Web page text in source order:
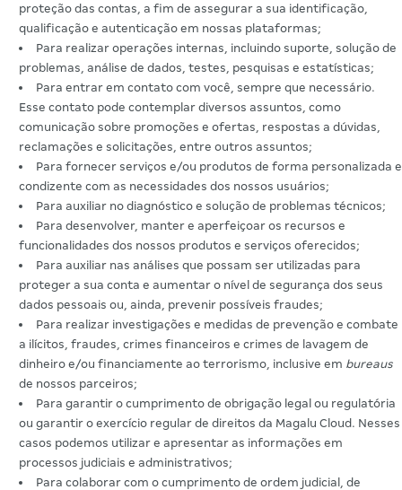
proteção das contas, a fim de assegurar a sua identificação,
qualificação e autenticação em nossas plataformas;
Para realizar operações internas, incluindo suporte, solução de
problemas, análise de dados, testes, pesquisas e estatísticas;
Para entrar em contato com você, sempre que necessário.
Esse contato pode contemplar diversos assuntos, como
comunicação sobre promoções e ofertas, respostas a dúvidas,
reclamações e solicitações, entre outros assuntos;
Para fornecer serviços e/ou produtos de forma personalizada e
condizente com as necessidades dos nossos usuários;
Para auxiliar no diagnóstico e solução de problemas técnicos;
Para desenvolver, manter e aperfeiçoar os recursos e
funcionalidades dos nossos produtos e serviços oferecidos;
Para auxiliar nas análises que possam ser utilizadas para
proteger a sua conta e aumentar o nível de segurança dos seus
dados pessoais ou, ainda, prevenir possíveis fraudes;
Para realizar investigações e medidas de prevenção e combate
a ilícitos, fraudes, crimes financeiros e crimes de lavagem de
dinheiro e/ou financiamente ao terrorismo, inclusive em bureaus
de nossos parceiros;
Para garantir o cumprimento de obrigação legal ou regulatória
ou garantir o exercício regular de direitos da Magalu Cloud. Nesses
casos podemos utilizar e apresentar as informações em
processos judiciais e administrativos;
Para colaborar com o cumprimento de ordem judicial, de